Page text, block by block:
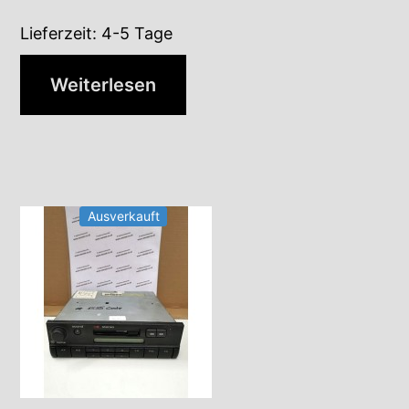
Lieferzeit: 4-5 Tage
Weiterlesen
Ausverkauft